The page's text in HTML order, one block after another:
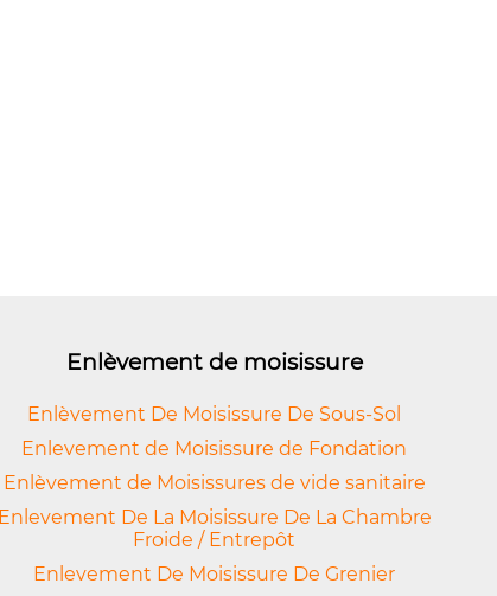
Enlèvement de moisissure
Enlèvement De Moisissure De Sous-Sol
Enlevement de Moisissure de Fondation
Enlèvement de Moisissures de vide sanitaire
Enlevement De La Moisissure De La Chambre
Froide / Entrepôt
Enlevement De Moisissure De Grenier